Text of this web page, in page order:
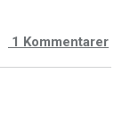
1 Kommentarer